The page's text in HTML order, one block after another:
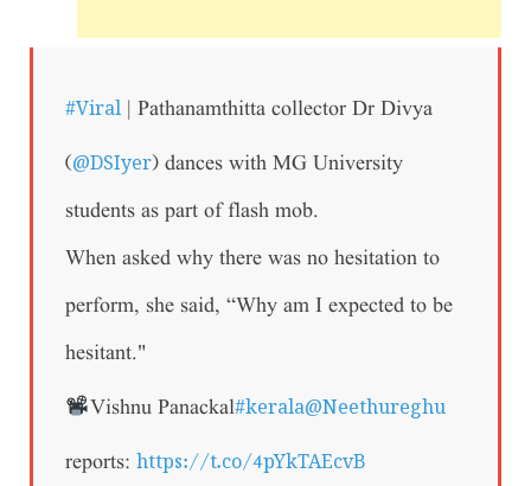
#Viral | Pathanamthitta collector Dr Divya
(@DSIyer) dances with MG University
students as part of flash mob.
When asked why there was no hesitation to
perform, she said, “Why am I expected to be
hesitant."
Vishnu Panackal#kerala@Neethureghu
reports: https://t.co/4pYkTAEcvB